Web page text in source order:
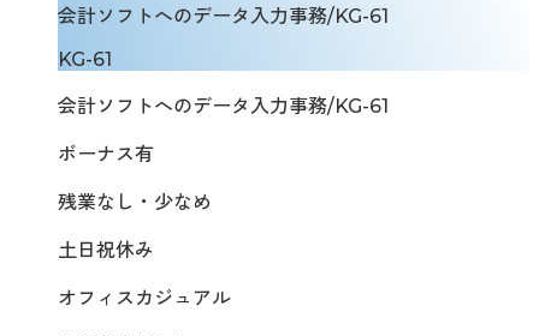
会計ソフトへのデータ入力事務/KG-61
KG-61
会計ソフトへのデータ入力事務/KG-61
ボーナス有
残業なし・少なめ
土日祝休み
オフィスカジュアル